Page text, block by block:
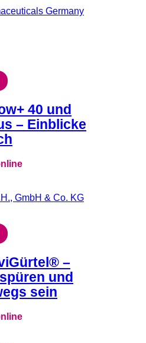
Germany
40 und
– Einblicke
GmbH & Co. KG
–
und
sein